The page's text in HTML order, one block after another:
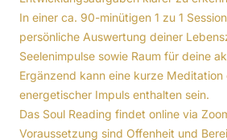
In einer ca. 90-minütigen 1 zu 1
persönliche Auswertung deiner
Seelenimpulse sowie Raum für deine
Ergänzend kann eine kurze Meditation
energetischer Impuls enthalten sein.
Das Soul Reading findet online via
Voraussetzung sind Offenheit und